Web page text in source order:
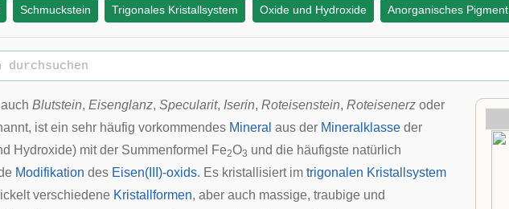
Schmuckstein Trigonales Kristallsystem Oxide und Hydroxide Anorganisches Pigment
Blutstein, Eisenglanz, Specularit, Iserin, Roteisenstein, Roteisenerz oder
ist ein sehr häufig vorkommendes Mineral aus der Mineralklasse der
Hydroxide) mit der Summenformel Fe2O3 und die häufigste natürlich
Modifikation des Eisen(III)-oxids. Es kristallisiert im trigonalen Kristallsystem
verschiedene Kristallformen, aber auch massige, traubige und